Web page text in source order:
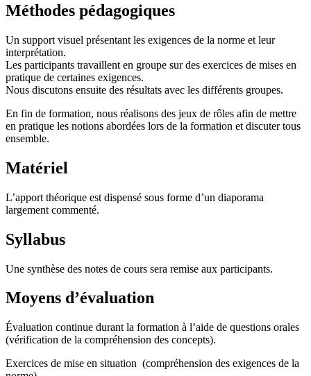
Méthodes pédagogiques
Un support visuel présentant les exigences de la norme et leur
interprétation.
Les participants travaillent en groupe sur des exercices de mises en
pratique de certaines exigences.
Nous discutons ensuite des résultats avec les différents groupes.
En fin de formation, nous réalisons des jeux de rôles afin de mettre
en pratique les notions abordées lors de la formation et discuter tous
ensemble.
Matériel
L’apport théorique est dispensé sous forme d’un diaporama
largement commenté.
Syllabus
Une synthèse des notes de cours sera remise aux participants.
Moyens d’évaluation
Évaluation continue durant la formation à l’aide de questions orales
(vérification de la compréhension des concepts).
Exercices de mise en situation (compréhension des exigences de la